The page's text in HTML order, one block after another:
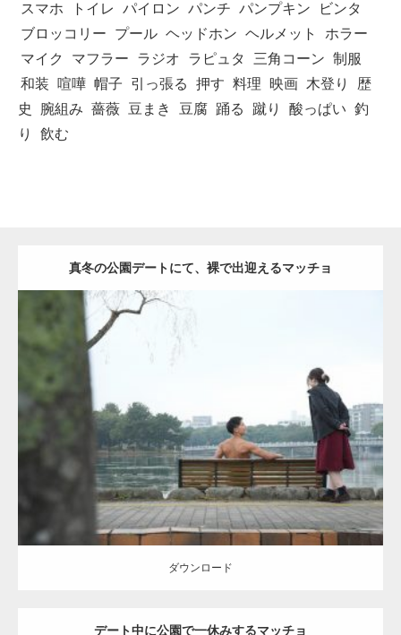
スマホ
トイレ パイロン パンチ パンプキン
ビンタ
ブロッコリー
プール ヘッドホン ヘルメット
ホラー
マイク
マフラー ラジオ ラピュタ 三角コーン 制服
和装
喧嘩 帽子 引っ張る 押す 料理 映画 木登り
歴
史
腕組み 薔薇 豆まき 豆腐 踊る 蹴り 酸っぱい 釣
り
飲む
真冬の公園デートにて、裸で出迎えるマッチョ
公園のマッチョ AKIHITO(細マッチョ) 背中
ダウンロード
ダウンロード
デート中に公園で一休みするマッチョ